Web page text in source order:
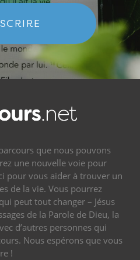
que nous pouvons
une nouvelle voie pour
pour vous aider à trouver un
de la vie. Vous pourrez
peut tout changer – Jésus
de la Parole de Dieu, la
d’autres personnes qui
Nous espérons que vous
!